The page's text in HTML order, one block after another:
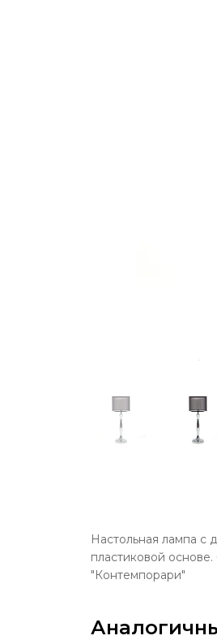
Настольная лампа с
пластиковой
"Контемпорари"